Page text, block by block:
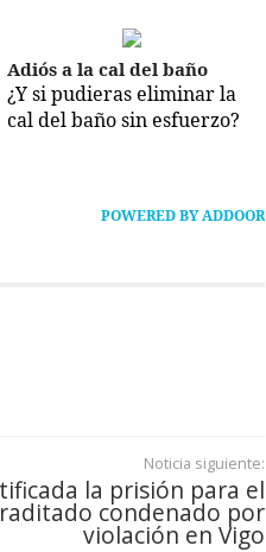
Adiós a la cal del baño
¿Y si pudieras eliminar la
cal del baño sin esfuerzo?
POWERED BY ADDOOR
Noticia siguiente:
la prisión para el
condenado por
violación en Vigo